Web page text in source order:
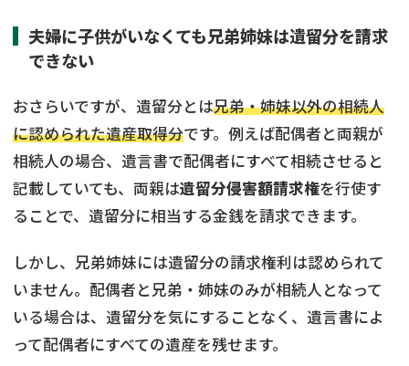
夫婦に子供がいなくても兄弟姉妹は遺留分を請求
できない
おさらいですが、遺留分とは兄弟・姉妹以外の相続人
に認められた遺産取得分です。例えば配偶者と両親が
相続人の場合、遺言書で配偶者にすべて相続させると
記載していても、両親は遺留分侵害額請求権を行使す
ることで、遺留分に相当する金銭を請求できます。
しかし、兄弟姉妹には遺留分の請求権利は認められて
いません。配偶者と兄弟・姉妹のみが相続人となって
いる場合は、遺留分を気にすることなく、遺言書によ
って配偶者にすべての遺産を残せます。